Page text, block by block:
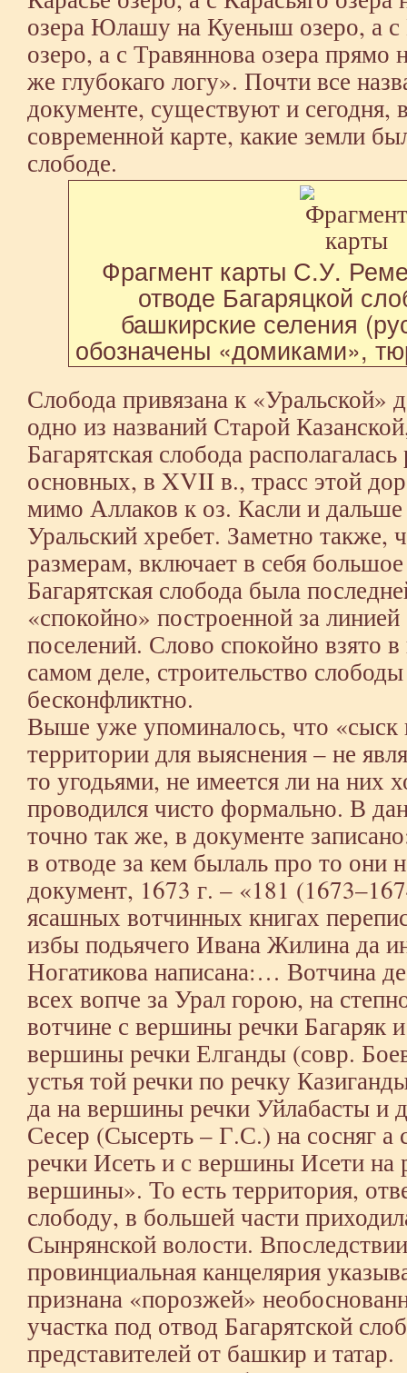
озера Юлашу на Куеныш озеро, а
озеро, а с Травяннова озера прямо
же глубокаго логу». Почти все
документе, существуют и
современной карте, какие земли
слободе.
Фрагмент карты С.У.
отводе Багаряцкой
башкирские селения
обозначены «домиками»,
Слобода привязана к «Уральской»
одно из названий Старой
Багарятская слобода
основных, в XVII в., трасс этой
мимо Аллаков к оз. Касли и дальше
Уральский хребет. Заметно также,
размерам, включает в себя
Багарятская слобода была
«спокойно» построенной за
поселений. Слово спокойно взято
самом деле, строительство
бесконфликтно.
Выше уже упоминалось, что «сыск
территории для выяснения – не
то угодьями, не имеется ли на них
проводился чисто формально. В
точно так же, в документе
в отводе за кем былаль про то они
документ, 1673 г. – «181
ясашных вотчинных книгах
избы подьячего Ивана Жилина да
Ногатикова написана:… Вотчина
всех вопче за Урал горою, на
вотчине с вершины речки Багаряк
вершины речки Елганды (совр.
устья той речки по речку
да на вершины речки Уйлабасты и
Сесер (Сысерть – Г.С.) на сосняг а
речки Исеть и с вершины Исети на
вершины». То есть территория,
слободу, в большей части
Сынрянской волости.
провинциальная канцелярия
признана «порозжей»
участка под отвод Багарятской
представителей от башкир и татар.